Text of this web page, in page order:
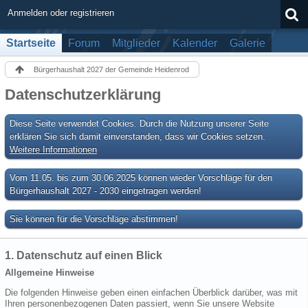
Anmelden oder registrieren
Startseite Forum Mitglieder Kalender Galerie
Bürgerhaushalt 2027 der Gemeinde Heidenrod
Datenschutzerklärung
Diese Seite verwendet Cookies. Durch die Nutzung unserer Seite
erklären Sie sich damit einverstanden, dass wir Cookies setzen.
Weitere Informationen
Vom 11.05. bis zum 30.06.2025 können wieder Vorschläge für den
Bürgerhaushalt 2027 - 2030 eingetragen werden!
Sie können für die Vorschläge abstimmen!
1. Datenschutz auf einen Blick
Allgemeine Hinweise
Die folgenden Hinweise geben einen einfachen Überblick darüber, was mit
Ihren personenbezogenen Daten passiert, wenn Sie unsere Website